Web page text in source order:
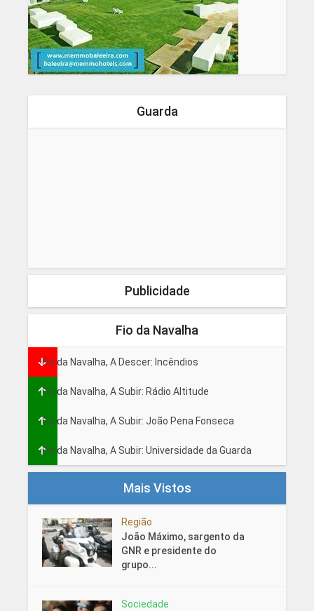
Guarda
Publicidade
Fio da Navalha
Fio da Navalha, A Descer: Incêndios
Fio da Navalha, A Subir: Rádio Altitude
Fio da Navalha, A Subir: João Pena Fonseca
Fio da Navalha, A Subir: Universidade da Guarda
Mais Vistos
Região
João Máximo, sargento da
GNR e presidente do
grupo...
Sociedade